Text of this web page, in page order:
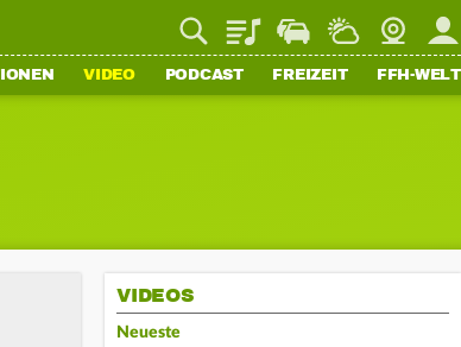
PlaylistStaupilotWetterWebcam
VIDEO PODCAST FREIZEIT FFH-WELT
VIDEOS
Neueste